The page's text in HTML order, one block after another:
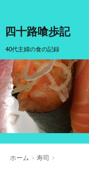
四十路喰歩記
40代主婦の食の記録
ホーム > 寿司 >